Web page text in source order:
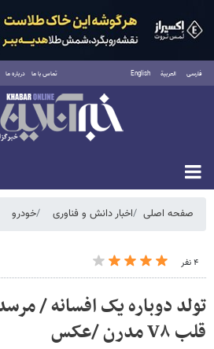
فارسی العربية English تماس با ما درباره ما
شنبه ۱۷ مرداد ۱۴۰۵
صفحه اصلی اخبار دانش و فناوری خودرو
۴ نفر
قلب V۸ مدرن /عکس